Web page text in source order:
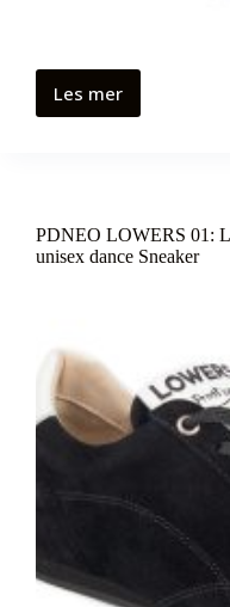
Les mer
PDNEO LOWERS 01:
unisex dance Sneaker